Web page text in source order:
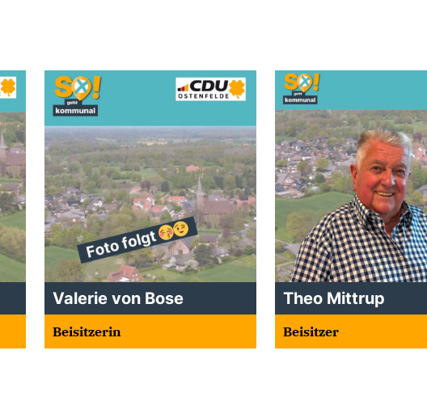
Valerie von Bose
Beisitzerin
Theo Mittrup
Beisitzer